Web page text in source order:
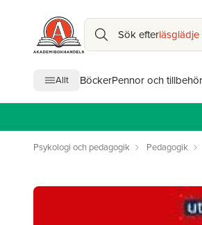
Sök efter
Allt BöckerPennor och tillbehör
Psykologi och pedagogik Pedagogik